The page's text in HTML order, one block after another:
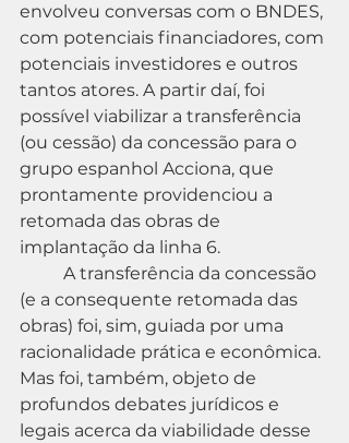
envolveu conversas com o BNDES,
com potenciais financiadores, com
potenciais investidores e outros
tantos atores. A partir daí, foi
possível viabilizar a transferência
(ou cessão) da concessão para o
grupo espanhol Acciona, que
prontamente providenciou a
retomada das obras de
implantação da linha 6.
(e a consequente retomada das
obras) foi, sim, guiada por uma
racionalidade prática e econômica.
Mas foi, também, objeto de
profundos debates jurídicos e
legais acerca da viabilidade desse